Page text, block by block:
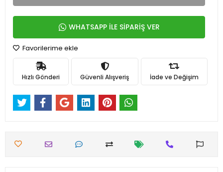
WHATSAPP İLE SİPARİŞ VER
Favorilerime ekle
Hızlı Gönderi Güvenli Alışveriş İade ve Değişim